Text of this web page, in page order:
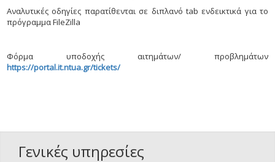
Αναλυτικές οδηγίες παρατίθενται σε διπλανό tab ενδεικτικά για το
πρόγραμμα FileZilla
Φόρμα υποδοχής αιτημάτων/ προβλημάτων
https://portal.it.ntua.gr/tickets/
Γενικές υπηρεσίες